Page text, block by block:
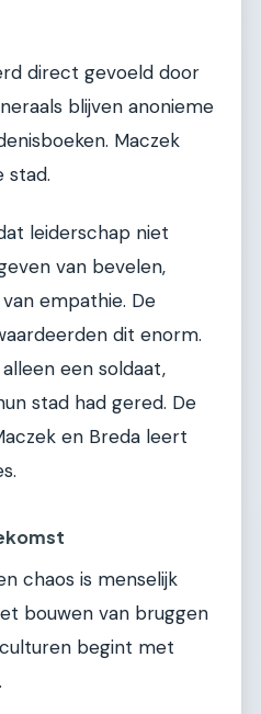
direct gevoeld door
blijven anonieme
Maczek
stad.
leiderschap niet
van bevelen,
empathie. De
dit enorm.
een soldaat,
stad had gered. De
en Breda leert
chaos is menselijk
bouwen van bruggen
begint met